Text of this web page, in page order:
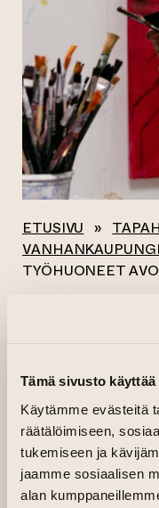
Tämä sivusto käyttää
Käytämme evästeitä
räätälöimiseen,
tukemiseen ja
jaamme sosiaalisen
alan
ETUSIVU »
TYÖHUONEET
13.06.2026 klo
01.01.1970 klo